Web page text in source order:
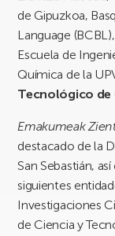
de Gipuzkoa,
Language
Escuela de
Química de la
Tecnológico de
Emakumeak
destacado de la
San Sebastián,
siguientes
Investigaciones
de Ciencia y